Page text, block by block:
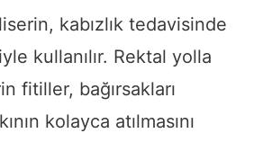
kabızlık tedavisinde
kullanılır. Rektal yolla
fitiller, bağırsakları
kolayca atılmasını